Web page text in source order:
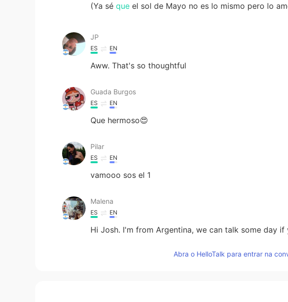
(Ya sé que el sol de Mayo no es lo mismo pero lo
JP
ES EN
Aww. That's so thoughtful
Guada Burgos
ES EN
Que hermoso😍
Pilar
ES EN
vamooo sos el 1
Malena
ES EN
Hi Josh. I'm from Argentina, we can talk some day if
Abra o HelloTalk para entrar na